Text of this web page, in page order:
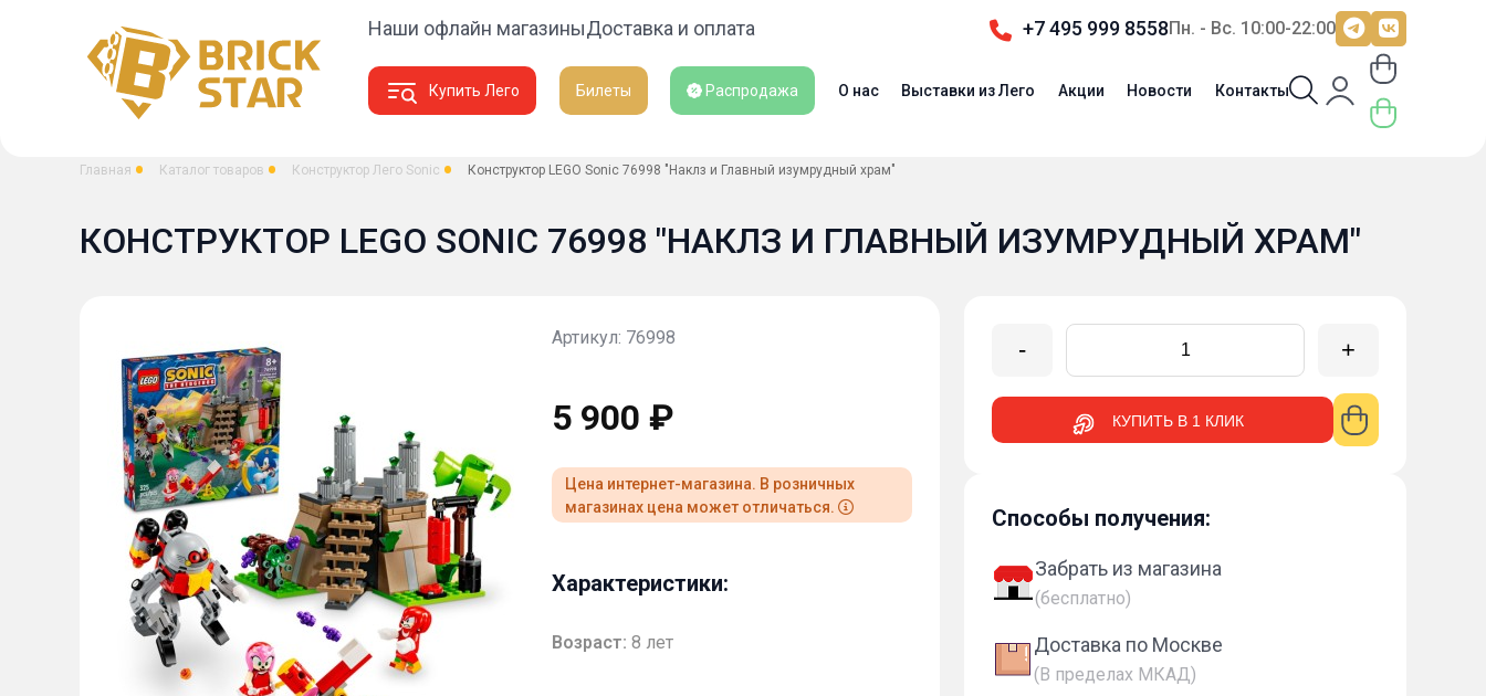
Наши офлайн магазиныДоставка и оплата +7 495 999 8558Пн. - Вс. 10:00-22:00
Купить Лего Билеты Распродажа О нас Выставки из Лего Акции Новости Контакты
Главная Каталог товаров Конструктор Лего Sonic Конструктор LEGO Sonic 76998 "Наклз и Главный изумрудный храм"
КОНСТРУКТОР LEGO SONIC 76998 "НАКЛЗ И ГЛАВНЫЙ ИЗУМРУДНЫЙ ХРАМ"
Артикул: 76998
5 900 ₽
Цена интернет-магазина. В розничных
магазинах цена может отличаться.
Характеристики:
Возраст: 8 лет
- +
КУПИТЬ В 1 КЛИК
Способы получения:
Забрать из магазина
(бесплатно)
Доставка по Москве
(В пределах МКАД)